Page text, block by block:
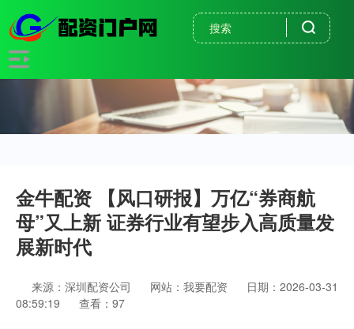
金牛配资 【风口研报】万亿“券商航
母”又上新 证券行业有望步入高质量发
展新时代
来源：深圳配资公司 网站：我要配资
日期：2026-03-31
08:59:19
查看：97